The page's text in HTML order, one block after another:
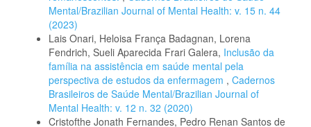
Mental/Brazilian Journal of Mental Health: v. 15 n. 44
(2023)
Lais Onari, Heloisa França Badagnan, Lorena
Fendrich, Sueli Aparecida Frari Galera, Inclusão da
família na assistência em saúde mental pela
perspectiva de estudos da enfermagem , Cadernos
Brasileiros de Saúde Mental/Brazilian Journal of
Mental Health: v. 12 n. 32 (2020)
Cristofthe Jonath Fernandes, Pedro Renan Santos de